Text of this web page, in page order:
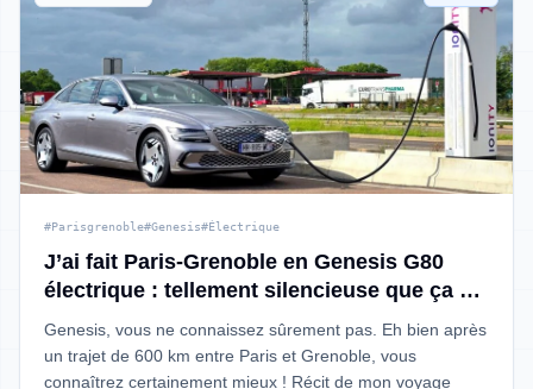
#Parisgrenoble#Genesis#Électrique
J’ai fait Paris-Grenoble en Genesis G80
électrique : tellement silencieuse que ça en
devient terrifiant
Genesis, vous ne connaissez sûrement pas. Eh bien après
un trajet de 600 km entre Paris et Grenoble, vous
connaîtrez certainement mieux ! Récit de mon voyage